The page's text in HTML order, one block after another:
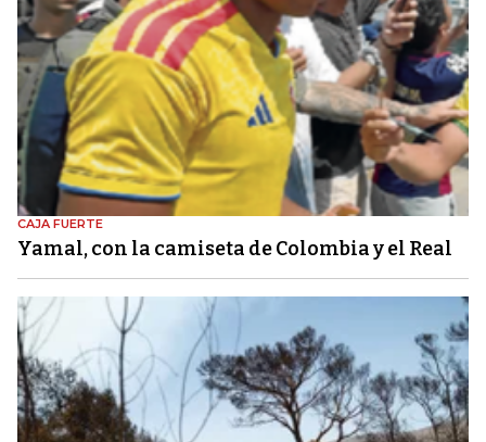
CAJA FUERTE
Yamal, con la camiseta de Colombia y el Real